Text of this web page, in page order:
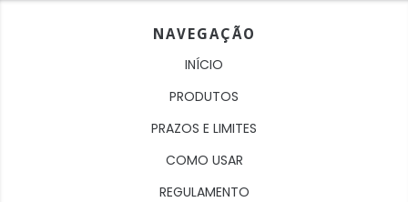
NAVEGAÇÃO
INÍCIO
PRODUTOS
PRAZOS E LIMITES
COMO USAR
REGULAMENTO